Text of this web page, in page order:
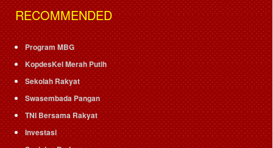
RECOMMENDED
Program MBG
KopdesKel Merah Putih
Sekolah Rakyat
Swasembada Pangan
TNI Bersama Rakyat
Investasi